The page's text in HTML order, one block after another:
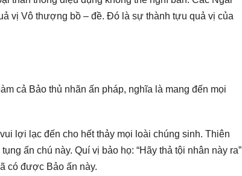
vị Vô thượng bồ – đề. Đó là sự thành tựu quả vị của
cả Bảo thủ nhãn ấn pháp, nghĩa là mang đến mọi
lợi lạc đến cho hết thảy mọi loài chúng sinh. Thiên
ấn chú này. Quí vị bảo họ: “Hãy thả tội nhân này ra”
có được Bảo ấn này.